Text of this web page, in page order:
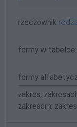
rzeczownik
formy w tabelce:
formy
zakres;
zakresom;